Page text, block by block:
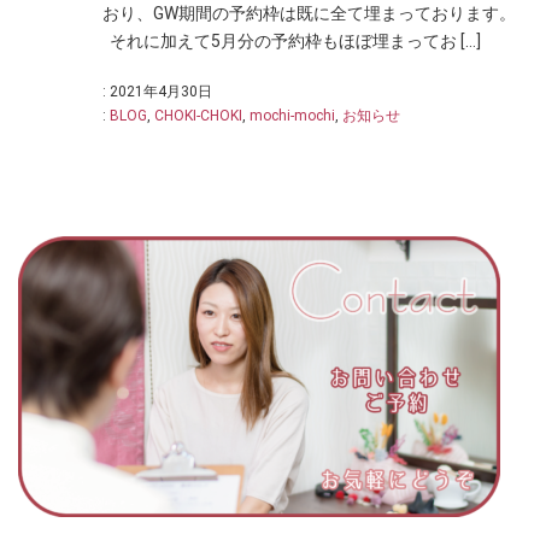
おり、GW期間の予約枠は既に全て埋まっております。
それに加えて5月分の予約枠もほぼ埋まってお […]
: 2021年4月30日
: BLOG CHOKI-CHOKI mochi-mochi お知らせ